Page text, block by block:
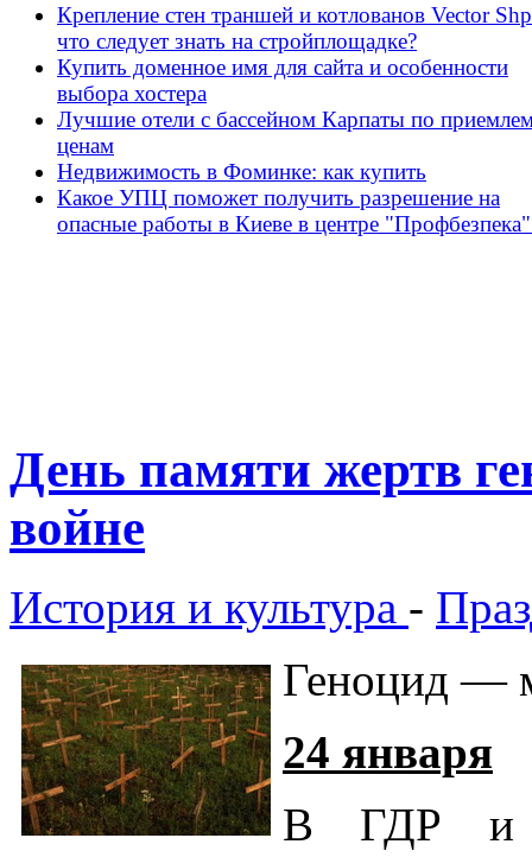
Крепление стен траншей и котлованов Vector
что следует знать на стройплощадке?
Купить доменное имя для сайта и особенности
выбора хостера
Лучшие отели с бассейном Карпаты по
ценам
Недвижимость в Фоминке: как купить
Какое УПЦ поможет получить разрешение на
опасные работы в Киеве в центре
День памяти жертв
войне
История и культура -
Геноцид —
24 января
В ГДР и